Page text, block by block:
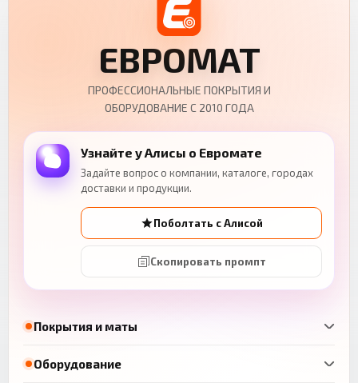
Покрытия и маты
Оборудование
ЕВРОМАТ
ПРОФЕССИОНАЛЬНЫЕ ПОКРЫТИЯ И
ОБОРУДОВАНИЕ С 2010 ГОДА
Узнайте у Алисы о Евромате
Задайте вопрос о компании, каталоге, городах
доставки и продукции.
Поболтать с Алисой
Скопировать промпт